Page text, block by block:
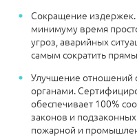
Сокращение издержек.
минимуму время
угроз, аварийных
самым сократить
Улучшение отношений
органами.
обеспечивает 100%
законов и подзаконных
пожарной и